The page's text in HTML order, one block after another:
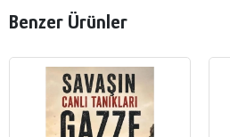
Benzer Ürünler